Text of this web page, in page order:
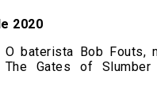
2020
O baterista Bob Fouts,
The Gates of Slumber